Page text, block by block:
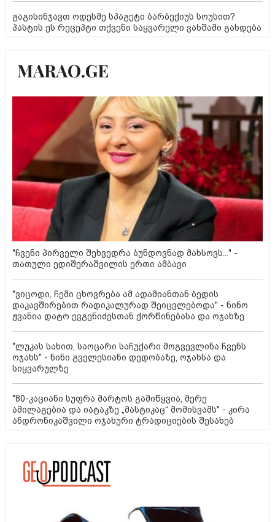
გაგისინჯავთ ოდესმე სპაგეტი ბარბექიუს სოუსით?
პასტის ეს რეცეპტი თქვენი საყვარელი ვახშამი გახდება
"ჩვენი პირველი შეხვედრა ბუნდოვნად მახსოვს..." -
თათული ედიშერაშვილის ერთი ამბავი
"ვიცოდი, ჩემი ცხოვრება ამ ადამიანთან ბედის
დაკავშირებით რადიკალურად შეიცვლებოდა" - ნინო
ჟვანია დატო ევგენიძესთან ქორწინებასა და ოჯახზე
"ლუკას სახით, საოცარი საჩუქარი მოგვევლინა ჩვენს
ოჯახს" - ნინი გველესიანი დედობაზე, ოჯახსა და
სიყვარულზე
"80-კაციანი სუფრა მარტოს გამიწყვია, მერე
ამილაგებია და იატაკზე „მასტიკაც“ მომისვამს" - კირა
ანდრონიკაშვილი ოჯახური ტრადიციების შესახებ